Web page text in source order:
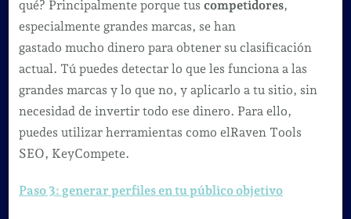
qué? Principalmente porque tus competidores,
especialmente grandes marcas, se han
gastado mucho dinero para obtener su clasificación
actual. Tú puedes detectar lo que les funciona a las
grandes marcas y lo que no, y aplicarlo a tu sitio, sin
necesidad de invertir todo ese dinero. Para ello,
puedes utilizar herramientas como elRaven Tools
SEO, KeyCompete.
Paso 3: generar perfiles en tu público objetivo